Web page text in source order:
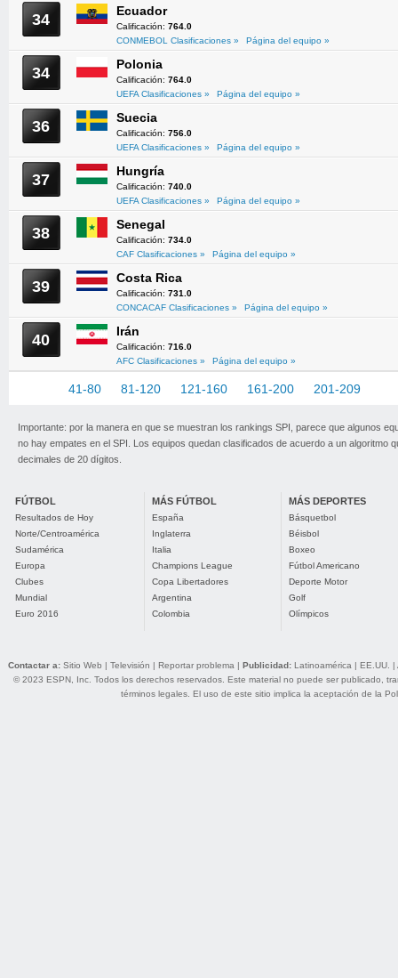
34 Ecuador
Calificación: 764.0
CONMEBOL Clasificaciones »
Página del equipo »
34 Polonia
Calificación: 764.0
UEFA Clasificaciones »
Página del equipo »
36 Suecia
Calificación: 756.0
UEFA Clasificaciones »
Página del equipo »
37 Hungría
Calificación: 740.0
UEFA Clasificaciones »
Página del equipo »
38 Senegal
Calificación: 734.0
CAF Clasificaciones »
Página del equipo »
39 Costa Rica
Calificación: 731.0
CONCACAF Clasificaciones »
Página del equipo »
40 Irán
Calificación: 716.0
AFC Clasificaciones »
Página del equipo »
41-80 81-120 121-160 161-200 201-209
Importante: por la manera en que se muestran los rankings SPI, parece que algunos
no hay empates en el SPI. Los equipos quedan clasificados de acuerdo a un algoritmo
decimales de 20 dígitos.
FÚTBOL
Resultados de Hoy
Norte/Centroamérica
Sudamérica
Europa
Clubes
Mundial
Euro 2016
MÁS FÚTBOL
España
Inglaterra
Italia
Champions League
Copa Libertadores
Argentina
Colombia
MÁS DEPORTES
Básquetbol
Béisbol
Boxeo
Fútbol Americano
Deporte Motor
Golf
Olímpicos
Contactar a: Sitio Web | Televisión | Reportar problema | Publicidad: Latinoamérica | EE.UU. |
© 2023 ESPN, Inc. Todos los derechos reservados. Este material no puede ser publicado,
términos legales. El uso de este sitio implica la aceptación de la